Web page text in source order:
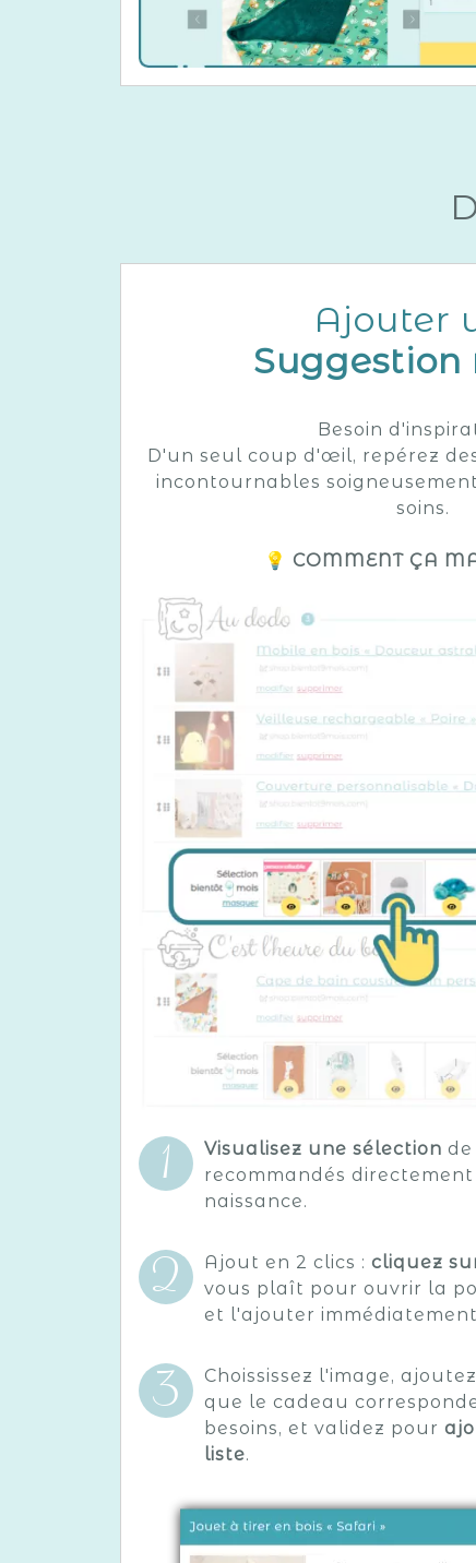
Ajouter
Suggestion
Besoin
D'un seul coup d'œil, repérez
incontournables
soins.
💡 COMMENT ÇA
Visualisez une sélection
recommandés
naissance.
Ajout en 2 clics : cliquez
vous plaît pour ouvrir la
et l'ajouter
Choississez l'image,
que le cadeau
besoins, et validez pour
liste.